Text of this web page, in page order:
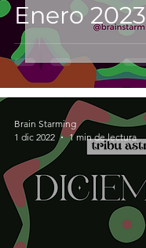
Enero 2023
Brain Starming
1 dic 2022
1 min de lectura